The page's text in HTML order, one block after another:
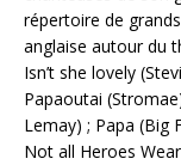
répertoire de
anglaise autour du
Isn’t she lovely
Papaoutai
Lemay) ; Papa (Big
Not all Heroes